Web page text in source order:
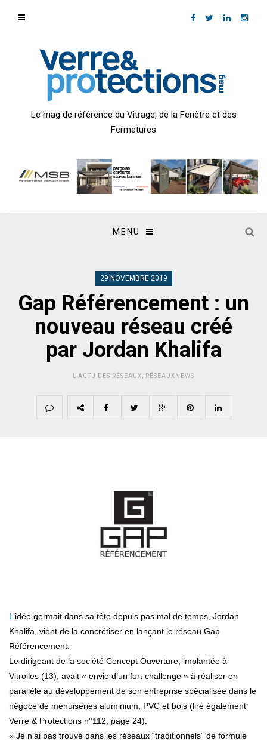
Le mag de référence du Vitrage, de la Fenêtre et des
Fermetures
MENU
29 NOVEMBRE 2019
Gap Référencement : un
nouveau réseau créé
par Jordan Khalifa
L'ACTU DES RÉSEAUX RÉSEAUXNEWS
L’idée germait dans sa tête depuis pas mal de temps, Jordan
Khalifa, vient de la concrétiser en lançant le réseau Gap
Référencement.
Le dirigeant de la société Concept Ouverture, implantée à
Vitrolles (13), avait « envie d’un fort challenge » à réaliser en
parallèle au développement de son entreprise spécialisée dans le
négoce de menuiseries aluminium, PVC et bois (lire également
Verre & Protections n°112, page 24).
« Je n’ai pas trouvé dans les réseaux “traditionnels” de formule